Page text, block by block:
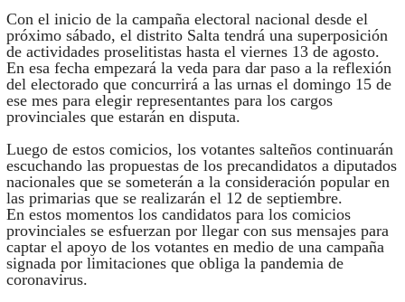
Con el inicio de la campaña electoral nacional desde el
próximo sábado, el distrito Salta tendrá una superposición
de actividades proselitistas hasta el viernes 13 de agosto.
En esa fecha empezará la veda para dar paso a la reflexión
del electorado que concurrirá a las urnas el domingo 15 de
ese mes para elegir representantes para los cargos
provinciales que estarán en disputa.
Luego de estos comicios, los votantes salteños continuarán
escuchando las propuestas de los precandidatos a diputados
nacionales que se someterán a la consideración popular en
las primarias que se realizarán el 12 de septiembre.
En estos momentos los candidatos para los comicios
provinciales se esfuerzan por llegar con sus mensajes para
captar el apoyo de los votantes en medio de una campaña
signada por limitaciones que obliga la pandemia de
coronavirus.